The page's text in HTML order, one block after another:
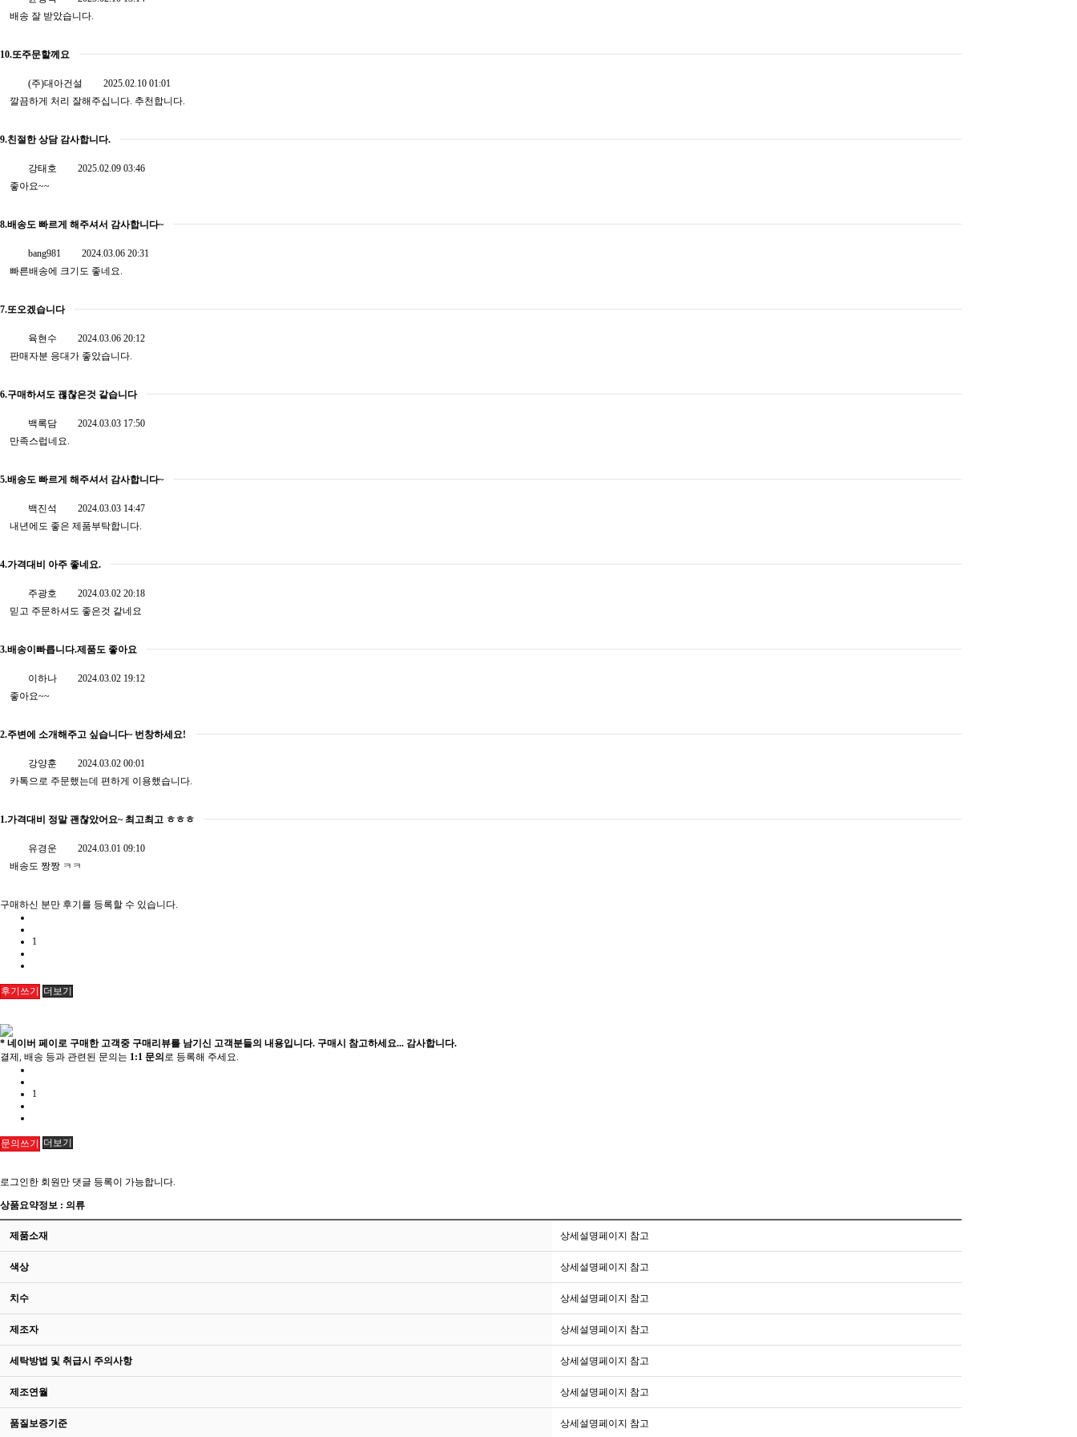
배송 잘 받았습니다.
10.또주문할께요
(주)대아건설
2025.02.10 01:01
깔끔하게 처리 잘해주십니다. 추천합니다.
9.친절한 상담 감사합니다.
강태호
2025.02.09 03:46
좋아요~~
8.배송도 빠르게 해주셔서 감사합니다~
bang981
2024.03.06 20:31
빠른배송에 크기도 좋네요.
7.또오겠습니다
육현수
2024.03.06 20:12
판매자분 응대가 좋았습니다.
6.구매하셔도 괞찮은것 같습니다
백록담
2024.03.03 17:50
만족스럽네요.
5.배송도 빠르게 해주셔서 감사합니다~
백진석
2024.03.03 14:47
내년에도 좋은 제품부탁합니다.
4.가격대비 아주 좋네요.
주광호
2024.03.02 20:18
믿고 주문하셔도 좋은것 같네요
3.배송이빠릅니다.제품도 좋아요
이하나
2024.03.02 19:12
좋아요~~
2.주변에 소개해주고 싶습니다~ 번창하세요!
강양훈
2024.03.02 00:01
카톡으로 주문했는데 편하게 이용했습니다.
1.가격대비 정말 괜찮았어요~ 최고최고 ㅎㅎㅎ
유경운
2024.03.01 09:10
배송도 짱짱 ㅋㅋ
구매하신 분만 후기를 등록할 수 있습니다.
1
후기쓰기 더보기
* 네이버 페이로 구매한 고객중 구매리뷰를 남기신 고객분들의 내용입니다. 구매시 참고하세요... 감사합니다.
결제, 배송 등과 관련된 문의는 1:1 문의 로 등록해 주세요.
1
문의쓰기 더보기
로그인한 회원만 댓글 등록이 가능합니다.
상품요약정보 : 의류
제품소재 상세설명페이지 참고
색상 상세설명페이지 참고
치수 상세설명페이지 참고
제조자 상세설명페이지 참고
세탁방법 및 취급시 주의사항 상세설명페이지 참고
제조연월 상세설명페이지 참고
품질보증기준 상세설명페이지 참고